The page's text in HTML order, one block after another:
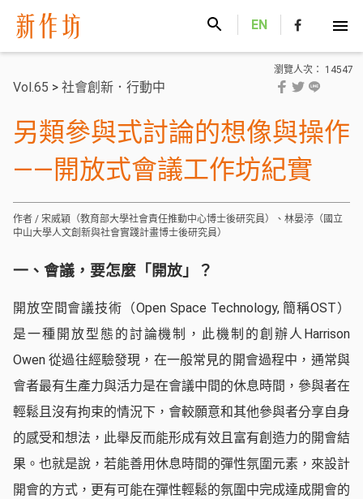
EN
瀏覽人次： 14547
Vol.65 > 社會創新．行動中
另類參與式討論的想像與操作
——開放式會議工作坊紀實
作者 / 宋威穎（教育部大學社會責任推動中心博士後研究員）、林晏渟（國立
中山大學人文創新與社會實踐計畫博士後研究員）
一、會議，要怎麼「開放」？
開放空間會議技術（Open Space Technology, 簡稱OST）
是一種開放型態的討論機制，此機制的創辦人Harrison
Owen 從過往經驗發現，在一般常見的開會過程中，通常與
會者最有生產力與活力是在會議中間的休息時間，參與者在
輕鬆且沒有拘束的情況下，會較願意和其他參與者分享自身
的感受和想法，此舉反而能形成有效且富有創造力的開會結
果。也就是說，若能善用休息時間的彈性氛圍元素，來設計
開會的方式，更有可能在彈性輕鬆的氛圍中完成達成開會的